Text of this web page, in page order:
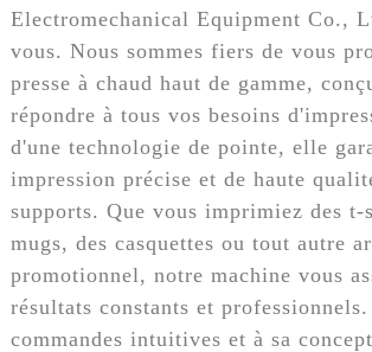
Electromechanical Equipment Co.,
vous. Nous sommes fiers de vous
presse à chaud haut de gamme,
répondre à tous vos besoins
d'une technologie de pointe, elle
impression précise et de haute
supports. Que vous imprimiez des t-
mugs, des casquettes ou tout autre
promotionnel, notre machine vous
résultats constants et professionnels.
commandes intuitives et à sa